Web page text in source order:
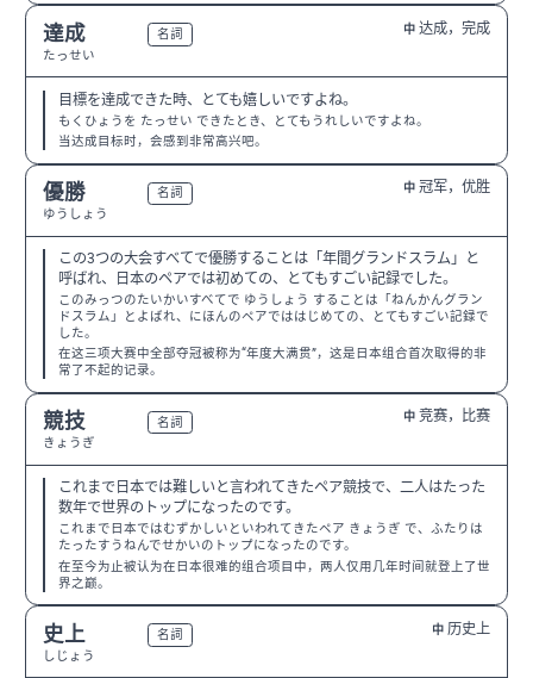
達成
たっせい
名詞 中 达成，完成
目標を達成できた時、とても嬉しいですよね。
もくひょうを たっせい できたとき、とてもうれしいですよね。
当达成目标时，会感到非常高兴吧。
優勝
ゆうしょう
名詞 中 冠军，优胜
この3つの大会すべてで優勝することは「年間グランドスラム」と
呼ばれ、日本のペアでは初めての、とてもすごい記録でした。
このみっつのたいかいすべてで ゆうしょう することは「ねんかんグラン
ドスラム」とよばれ、にほんのペアでははじめての、とてもすごい記録で
した。
在这三项大赛中全部夺冠被称为“年度大满贯”，这是日本组合首次取得的非
常了不起的记录。
競技
きょうぎ
名詞 中 竞赛，比赛
これまで日本では難しいと言われてきたペア競技で、二人はたった
数年で世界のトップになったのです。
これまで日本ではむずかしいといわれてきたペア きょうぎ で、ふたりは
たったすうねんでせかいのトップになったのです。
在至今为止被认为在日本很难的组合项目中，两人仅用几年时间就登上了世
界之巅。
史上
しじょう
名詞 中 历史上